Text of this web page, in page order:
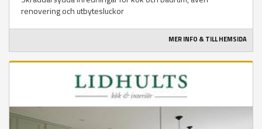
renovering och utbytesluckor
MER INFO & TILL HEMSIDA